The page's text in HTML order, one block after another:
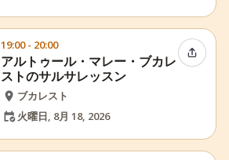
19:00 - 20:00
アルトゥール・マレー・ブカレ
ストのサルサレッスン
ブカレスト
火曜日, 8月 18, 2026
イベン